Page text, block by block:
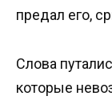
предал его,
Слова
которые